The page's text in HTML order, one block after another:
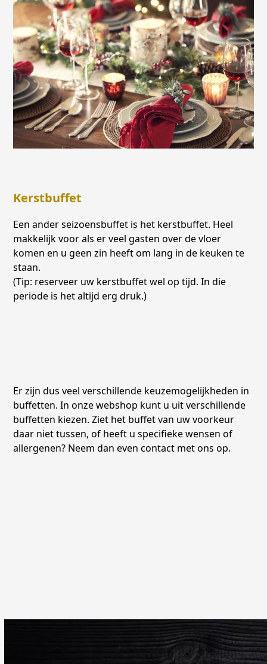
Kerstbuffet
Een ander seizoensbuffet is het kerstbuffet. Heel
makkelijk voor als er veel gasten over de vloer
komen en u geen zin heeft om lang in de keuken te
staan.
(Tip: reserveer uw kerstbuffet wel op tijd. In die
periode is het altijd erg druk.)
Er zijn dus veel verschillende keuzemogelijkheden in
buffetten. In onze webshop kunt u uit verschillende
buffetten kiezen. Ziet het buffet van uw voorkeur
daar niet tussen, of heeft u specifieke wensen of
allergenen? Neem dan even contact met ons op.